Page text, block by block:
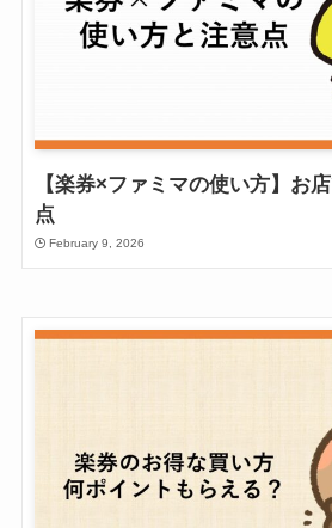
【楽券×ファミマの使い方】お
点
February 9, 2026